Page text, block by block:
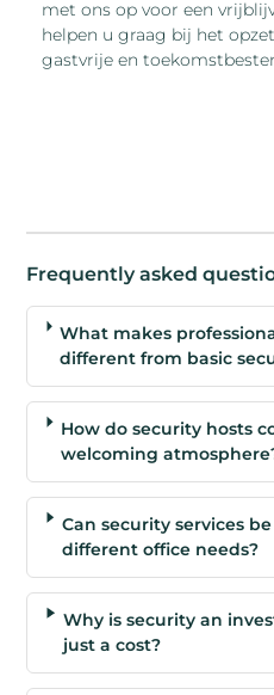
met ons op voor een
helpen u graag bij het
gastvrije en
Frequently asked
What makes
different from basic
How do security hosts
welcoming
Can security services
different office needs?
Why is security an
just a cost?